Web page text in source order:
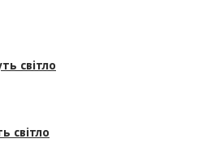
світло
світло